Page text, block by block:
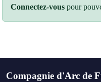
Connectez-vous pour
Compagnie d'Arc de